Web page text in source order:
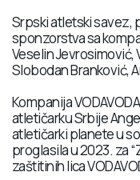
Srpski atletski savez,
sponzorstva sa
Veselin Jevrosimović,
Slobodan Branković,
Kompanija
atletičarku Srbije
atletičarki planete u
proglasila u 2023. za
zaštitinih lica